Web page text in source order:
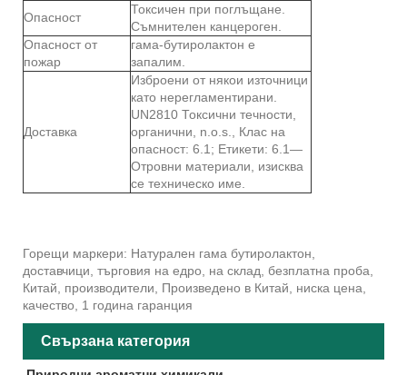
Опасност
Токсичен при поглъщане.
Съмнителен канцероген.
Опасност от
пожар
гама-бутиролактон е
запалим.
Доставка
Изброени от някои източници
като нерегламентирани.
UN2810 Токсични течности,
органични, n.o.s., Клас на
опасност: 6.1; Етикети: 6.1—
Отровни материали, изисква
се техническо име.
Горещи маркери: Натурален гама бутиролактон,
доставчици, търговия на едро, на склад, безплатна проба,
Китай, производители, Произведено в Китай, ниска цена,
качество, 1 година гаранция
Свързана категория